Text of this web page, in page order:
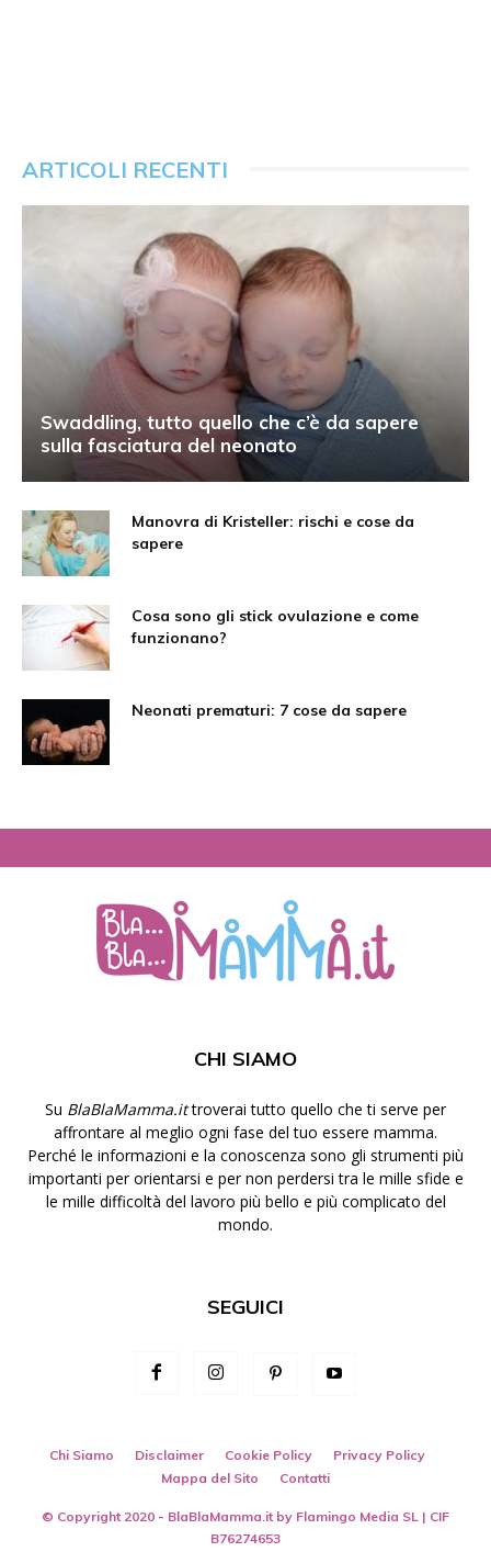
ARTICOLI RECENTI
Swaddling, tutto quello che c’è da sapere
sulla fasciatura del neonato
Manovra di Kristeller: rischi e cose da
sapere
Cosa sono gli stick ovulazione e come
funzionano?
Neonati prematuri: 7 cose da sapere
CHI SIAMO
Su BlaBlaMamma.ittroverai tutto quello che ti serve per
affrontare al meglio ogni fase del tuo essere mamma.
Perché le informazioni e la conoscenza sono gli strumenti più
importanti per orientarsi e per non perdersi tra le mille sfide e
le mille difficoltà del lavoro più bello e più complicato del
mondo.
SEGUICI
Chi Siamo Disclaimer Cookie Policy
Privacy Policy
Mappa del Sito
Contatti
© Copyright 2020 - BlaBlaMamma.it by Flamingo Media SL | CIF
B76274653